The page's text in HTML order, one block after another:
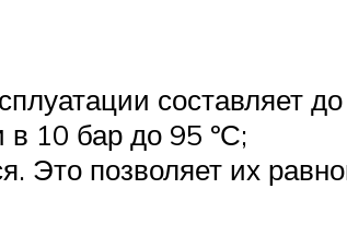
составляет
в 10 бар до 95 ºС;
Это позволяет их